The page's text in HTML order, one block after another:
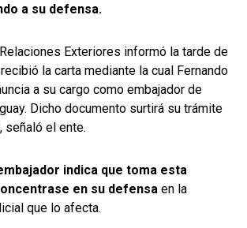
a su defensa.
Exteriores informó la tarde de
la carta mediante la cual Fernando
a su cargo como embajador de
Dicho documento surtirá su trámite
señaló el ente.
indica que toma esta
en su defensa en la
que lo afecta.